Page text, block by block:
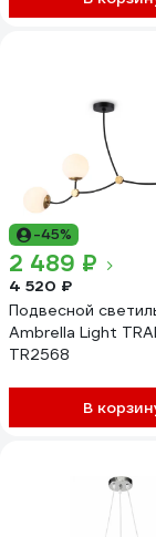
-45%
2 489 ₽
4 520 ₽
Подвесной
Ambrella Light
TR2568
В